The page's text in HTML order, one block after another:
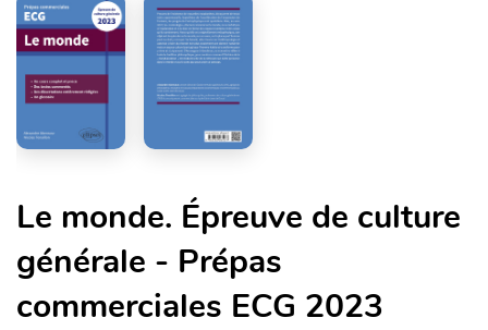
Le monde. Épreuve de culture
générale - Prépas
commerciales ECG 2023